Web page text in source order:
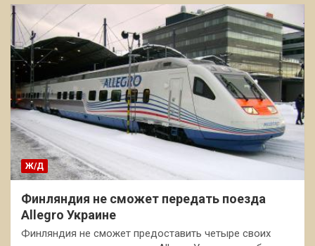
Ж/Д
Финляндия не сможет передать поезда
Allegro Украине
Финляндия не сможет предоставить четыре своих